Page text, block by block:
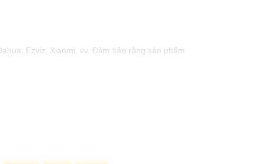
Ezviz, Xiaomi, vv. Đảm bảo rằng sản phẩm